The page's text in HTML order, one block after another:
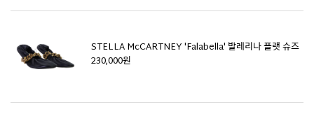
STELLA McCARTNEY 'Falabella' 발레리나 플랫 슈즈
230,000원